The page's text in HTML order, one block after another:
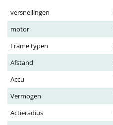
versnellingen
motor
Frame typen
Afstand
Accu
Vermogen
Actieradius